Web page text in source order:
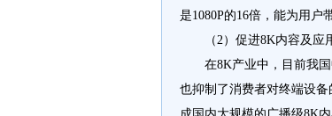
是1080P的16倍，能为用户
（2）促进8K内容及应
在8K产业中，目前我
也抑制了消费者对终端设